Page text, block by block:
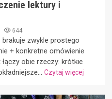
lektury i
644
zwykle prostego
+ konkretne omówienie
obie rzeczy: krótkie
Czytaj więcej